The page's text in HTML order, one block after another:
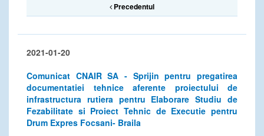
Precedentul
2021-01-20
Comunicat CNAIR SA - Sprijin pentru pregatirea
documentatiei tehnice aferente proiectului de
infrastructura rutiera pentru Elaborare Studiu de
Fezabilitate si Proiect Tehnic de Executie pentru
Drum Expres Focsani- Braila